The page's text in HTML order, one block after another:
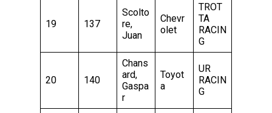
19 137
Scolto
re,
Juan
Chevr
olet
TROT
TA
RACIN
G
20 140
Chans
ard,
Gaspa
r
Toyot
a
UR
RACIN
G